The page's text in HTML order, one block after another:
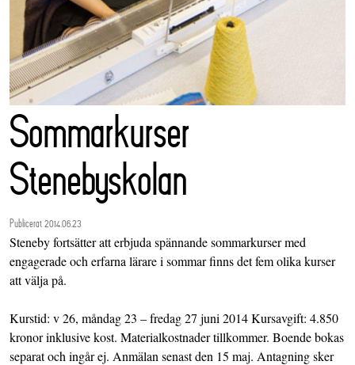
Sommarkurser
Stenebyskolan
Publicerat 2014.06.23
Steneby fortsätter att erbjuda spännande sommarkurser med
engagerade och erfarna lärare i sommar finns det fem olika kurser
att välja på.
Kurstid: v 26, måndag 23 – fredag 27 juni 2014 Kursavgift: 4.850
kronor inklusive kost. Materialkostnader tillkommer. Boende bokas
separat och ingår ej. Anmälan senast den 15 maj. Antagning sker